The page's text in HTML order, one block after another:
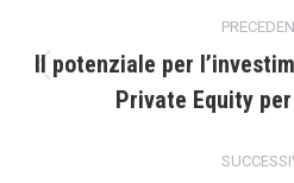
tra
Il potenziale per
Private Equity